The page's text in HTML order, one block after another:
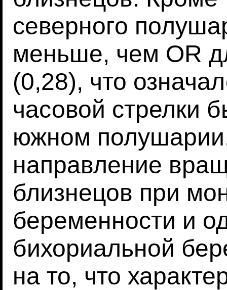
северного
меньше, чем OR
(0,28), что
часовой стрелки
южном
направление
близнецов при
беременности и
бихориальной
на то, что